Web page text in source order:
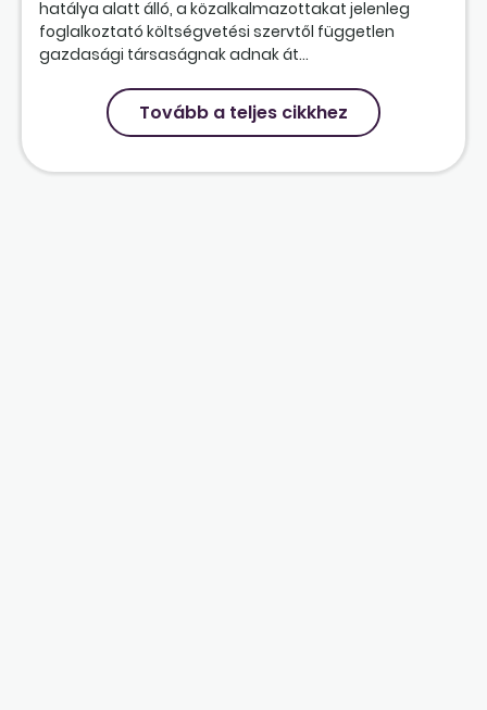
hatálya alatt álló, a közalkalmazottakat jelenleg
foglalkoztató költségvetési szervtől független
gazdasági társaságnak adnak át...
Tovább a teljes cikkhez